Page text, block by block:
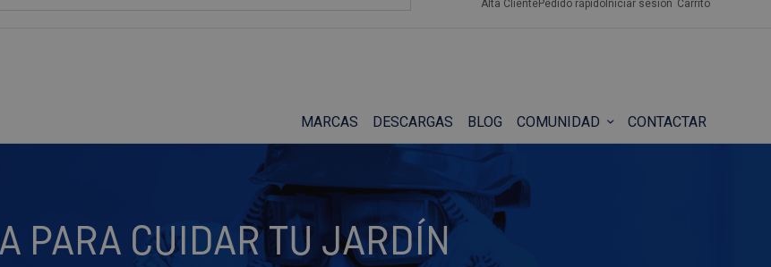
Alta ClientePedido rápido Iniciar sesión Carrito
MARCAS DESCARGAS BLOG COMUNIDAD CONTACTAR
PARA CUIDAR TU JARDÍN